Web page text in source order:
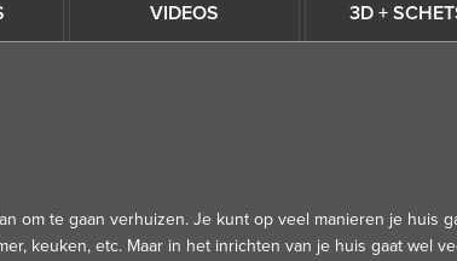
VIDEOS 3D +
om te gaan verhuizen. Je kunt op veel manieren je
keuken, etc. Maar in het inrichten van je huis gaat wel